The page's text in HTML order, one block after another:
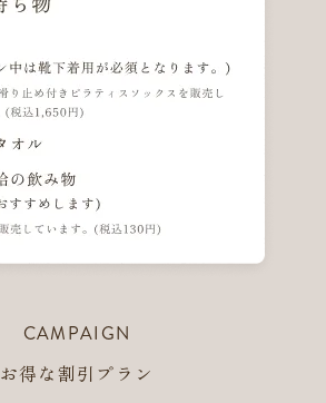
CAMPAIGN
お得な割引プラン